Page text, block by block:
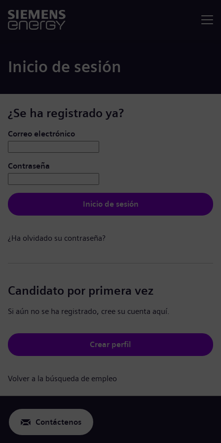
Inicio de sesión
¿Se ha registrado ya?
Iniciar de sesión: usuario y contraseña
Correo electrónico
Contraseña
Inicio de sesión
¿Ha olvidado su contraseña?
Candidato por primera vez
Si aún no se ha registrado, cree su cuenta aquí.
Crear perfil
Volver a la búsqueda de empleo
Contáctenos